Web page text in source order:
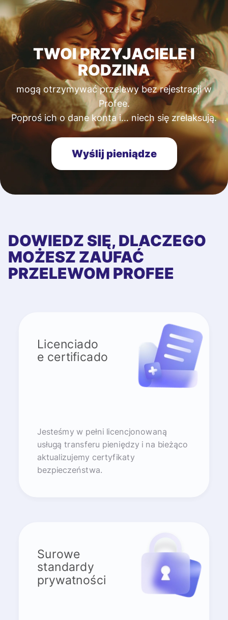
TWOI PRZYJACIELE I
RODZINA
mogą otrzymywać przelewy bez rejestracji w
Profee.
Poproś ich o dane konta i… niech się zrelaksują.
Wyślij pieniądze
DOWIEDZ SIĘ, DLACZEGO
MOŻESZ ZAUFAĆ
PRZELEWOM PROFEE
Licenciado
e certificado
Jesteśmy w pełni licencjonowaną
usługą transferu pieniędzy i na bieżąco
aktualizujemy certyfikaty
bezpieczeństwa.
Surowe
standardy
prywatności